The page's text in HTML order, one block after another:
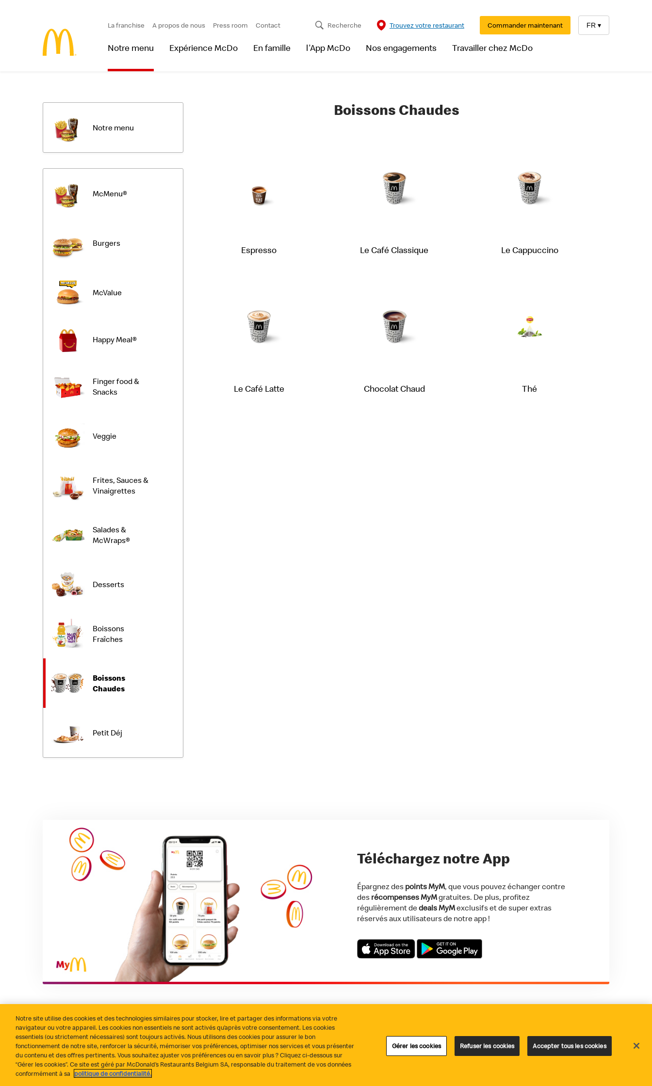
Notre menu Expérience McDo En famille l'App McDo Nos engagements Travailler chez McDo
FR ▾
Commander maintenant
Trouvez votre restaurant
Recherche
La franchise A propos de nous Press room Contact
Notre menu
McMenu®
Burgers
McValue
Happy Meal®
Finger food &
Snacks
Veggie
Frites, Sauces &
Vinaigrettes
Salades &
McWraps®
Desserts
Boissons
Fraîches
Boissons
Chaudes
Petit Déj
Boissons Chaudes
Espresso Le Café Classique Le Cappuccino
Le Café Latte Chocolat Chaud Thé
Téléchargez notre App
Épargnez des points MyM, que vous pouvez échanger contre
des récompenses MyMgratuites. De plus, profitez
régulièrement dedeals MyMexclusifs et de super extras
réservés aux utilisateurs de notre app !
Download on the App StoreGet it on Google Play
Tout s’est bien passé ? Contact Politique de confidentialité Politique des cookies Gestion des cookies
Notre site utilise des cookies et des technologies similaires pour stocker, lire et partager des informations via votre
navigateur ou votre appareil. Les cookies non essentiels ne sont activés qu’après votre consentement. Les cookies
essentiels (ou strictement nécessaires) sont toujours activés. Nous utilisons des cookies pour assurer le bon
fonctionnement de notre site, renforcer la sécurité, mémoriser vos préférences, optimiser nos services et vous présenter
du contenu et des offres pertinents. Vous souhaitez ajuster vos préférences ou en savoir plus ? Cliquez ci-dessous sur
“Gérer les cookies”. Ce site est géré par McDonald’s Restaurants Belgium SA, responsable du traitement de vos données
conformément à sa
politique de confidentialité.
Gérer les cookies Refuser les cookies Accepter tous les cookies